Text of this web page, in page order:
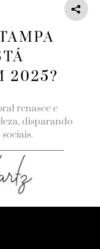
2025?
renasce e
disparando